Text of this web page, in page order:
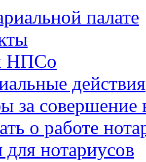
палате
НПСо
действия
за совершение
о работе
для нотариусов